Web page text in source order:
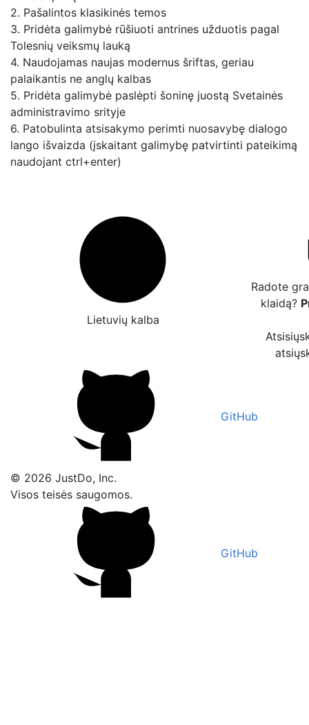
2. Pašalintos klasikinės temos
3. Pridėta galimybė rūšiuoti antrines užduotis pagal
Tolesnių veiksmų lauką
4. Naudojamas naujas modernus šriftas, geriau
palaikantis ne anglų kalbas
5. Pridėta galimybė paslėpti šoninę juostą Svetainės
administravimo srityje
6. Patobulinta atsisakymo perimti nuosavybę dialogo
lango išvaizda (įskaitant galimybę patvirtinti pateikimą
naudojant ctrl+enter)
Lietuvių kalba
Radote
klaidą?
GitHub
© 2026 JustDo, Inc.
Visos teisės saugomos.
GitHub